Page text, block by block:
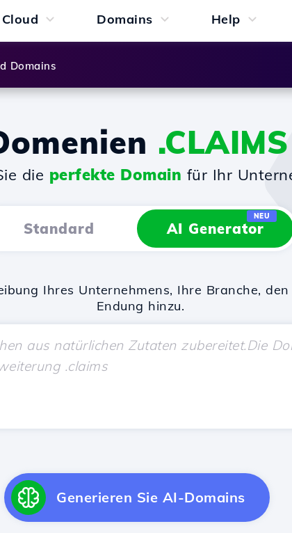
Cloud Domains Help
Domains
.CLAIMS
die perfekte Domain für Ihr
Standard AI Generator
NEU
Ihres Unternehmens, Ihre Branche,
Endung hinzu.
Generieren Sie AI-Domains